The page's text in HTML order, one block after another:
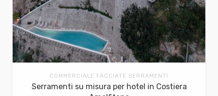
COMMERCIALE FACCIATE SERRAMENTI
Serramenti su misura per hotel in Costiera